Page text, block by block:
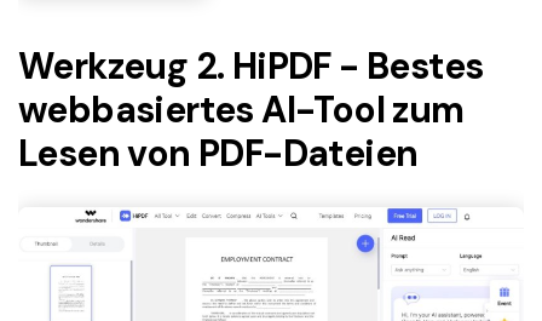
Werkzeug 2. HiPDF - Bestes
webbasiertes AI-Tool zum
Lesen von PDF-Dateien